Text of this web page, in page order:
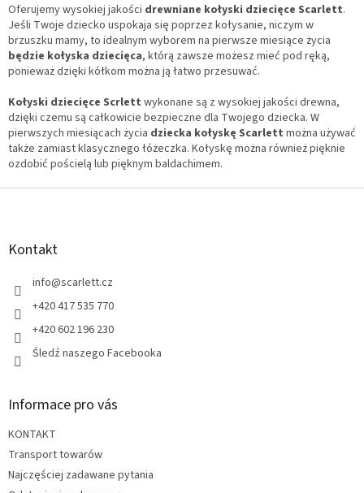
Oferujemy wysokiej jakości drewniane kołyski dziecięce Scarlett.
Jeśli Twoje dziecko uspokaja się poprzez kołysanie, niczym w
brzuszku mamy, to idealnym wyborem na pierwsze miesiące życia
będzie kołyska dziecięca, którą zawsze możesz mieć pod ręką,
ponieważ dzięki kółkom można ją łatwo przesuwać.
Kołyski dziecięce Scrlett wykonane są z wysokiej jakości drewna,
dzięki czemu są całkowicie bezpieczne dla Twojego dziecka. W
pierwszych miesiącach życia dziecka kołyskę Scarlett można używać
także zamiast klasycznego łóżeczka. Kołyskę można również pięknie
ozdobić pościelą lub pięknym baldachimem.
S
Kontakt
info@scarlett.cz
+420 417 535 770
+420 602 196 230
Śledź naszego Facebooka
Informace pro vás
KONTAKT
Transport towarów
Najczęściej zadawane pytania